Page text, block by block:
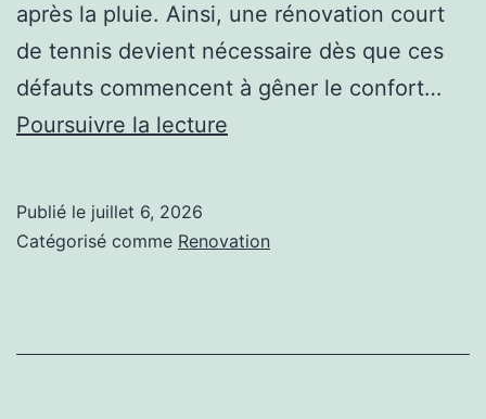
après la pluie. Ainsi, une rénovation court
de tennis devient nécessaire dès que ces
défauts commencent à gêner le confort…
Poursuivre la lecture
qu’il
Publié le juillet 6, 2026
Catégorisé comme Renovation